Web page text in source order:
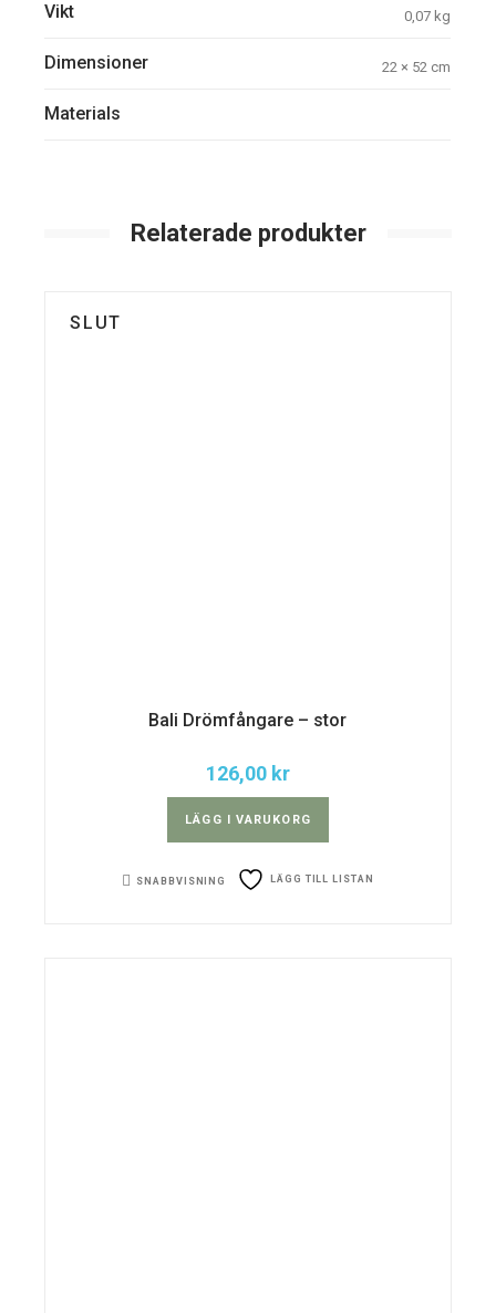
Vikt 0,07 kg
Dimensioner 22 × 52 cm
Materials
Relaterade produkter
SLUT
Bali Drömfångare – stor
126,00 kr
LÄGG I VARUKORG
SNABBVISNING LÄGG TILL LISTAN